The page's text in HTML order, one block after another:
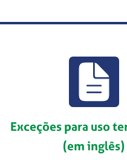
Exceções para uso
(em inglês)